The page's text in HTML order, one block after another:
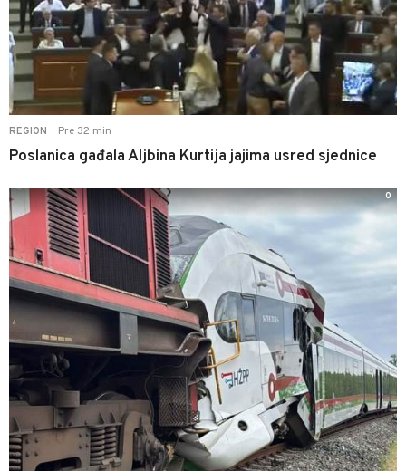
REGION Pre 32 min
Poslanica gađala Aljbina Kurtija jajima usred sjednice
0